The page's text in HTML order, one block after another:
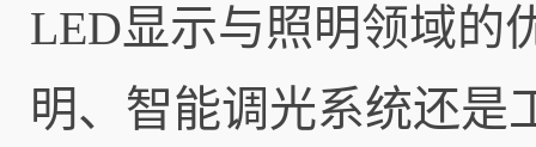
LED显示与照明领域的
明、智能调光系统还是